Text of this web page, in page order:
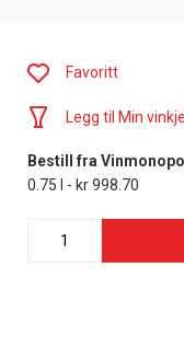
Favoritt
Legg til Min
Bestill fra
0.75 l - kr 998.70